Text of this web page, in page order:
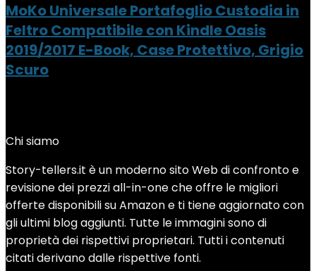
MoKo Universale Portafoglio Custodia in
Feltro Compatibile con Kindle Oasis
2019/2017 E-Book, Case Protettivo, Grigio
Scuro
Chi siamo
Story-tellers.it è un moderno sito Web di confronto e
revisione dei prezzi all-in-one che offre le migliori
offerte disponibili su Amazon e ti tiene aggiornato con
gli ultimi blog aggiunti. Tutte le immagini sono di
proprietà dei rispettivi proprietari. Tutti i contenuti
citati derivano dalle rispettive fonti.